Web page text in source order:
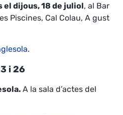
dijous, 18 de juliol, al Bar
Piscines, Cal Colau, A gust
.
i 26
A la sala d’actes del